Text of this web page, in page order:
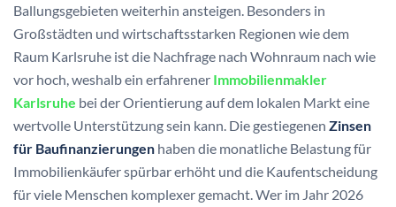
Ballungsgebieten weiterhin ansteigen. Besonders in
Großstädten und wirtschaftsstarken Regionen wie dem
Raum Karlsruhe ist die Nachfrage nach Wohnraum nach wie
vor hoch, weshalb ein erfahrener Immobilienmakler
Karlsruhe bei der Orientierung auf dem lokalen Markt eine
wertvolle Unterstützung sein kann. Die gestiegenen Zinsen
für Baufinanzierungen haben die monatliche Belastung für
Immobilienkäufer spürbar erhöht und die Kaufentscheidung
für viele Menschen komplexer gemacht. Wer im Jahr 2026